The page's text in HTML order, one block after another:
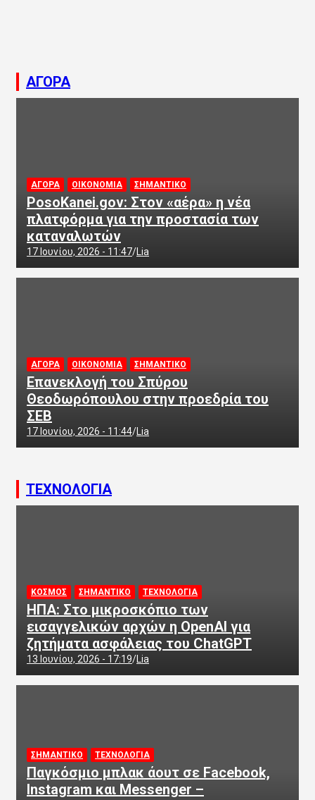
ΑΓΟΡΑ
ΑΓΟΡΑ ΟΙΚΟΝΟΜΙΑ ΣΗΜΑΝΤΙΚΟ
PosoKanei.gov: Στον «αέρα» η νέα
πλατφόρμα για την προστασία των
καταναλωτών
17 Ιουνίου, 2026 - 11:47 Lia
ΑΓΟΡΑ ΟΙΚΟΝΟΜΙΑ ΣΗΜΑΝΤΙΚΟ
Επανεκλογή του Σπύρου
Θεοδωρόπουλου στην προεδρία του
ΣΕΒ
17 Ιουνίου, 2026 - 11:44 Lia
ΤΕΧΝΟΛΟΓΙΑ
ΚΟΣΜΟΣ ΣΗΜΑΝΤΙΚΟ ΤΕΧΝΟΛΟΓΙΑ
ΗΠΑ: Στο μικροσκόπιο των
εισαγγελικών αρχών η OpenAI για
ζητήματα ασφάλειας του ChatGPT
13 Ιουνίου, 2026 - 17:19 Lia
ΣΗΜΑΝΤΙΚΟ ΤΕΧΝΟΛΟΓΙΑ
Παγκόσμιο μπλακ άουτ σε Facebook,
Instagram και Messenger –